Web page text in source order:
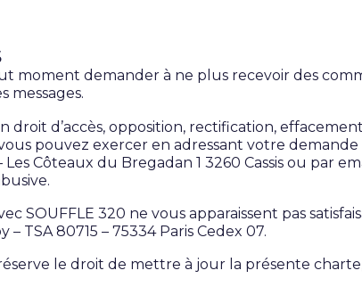
moment demander à ne plus recevoir des
messages.
droit d’accès, opposition, rectification,
pouvez exercer en adressant votre
Côteaux du Bregadan 1 3260 Cassis ou par
SOUFFLE 320 ne vous apparaissent pas
– TSA 80715 – 75334 Paris Cedex 07.
le droit de mettre à jour la présente